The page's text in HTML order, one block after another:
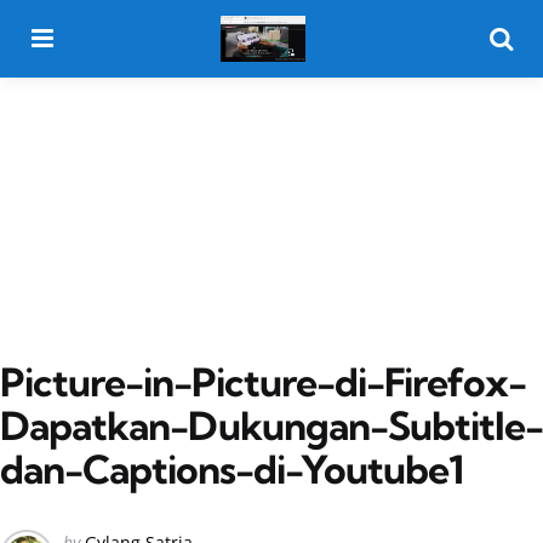
Picture-in-Picture-di-Firefox-
Dapatkan-Dukungan-Subtitle-
dan-Captions-di-Youtube1